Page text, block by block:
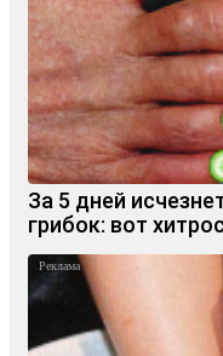
За 5 дней
грибок: вот